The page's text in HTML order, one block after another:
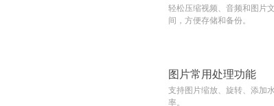
轻松压缩视频、音频和图片
间，方便存储和备份。
图片常用处理功能
支持图片缩放、旋转、添加
率。